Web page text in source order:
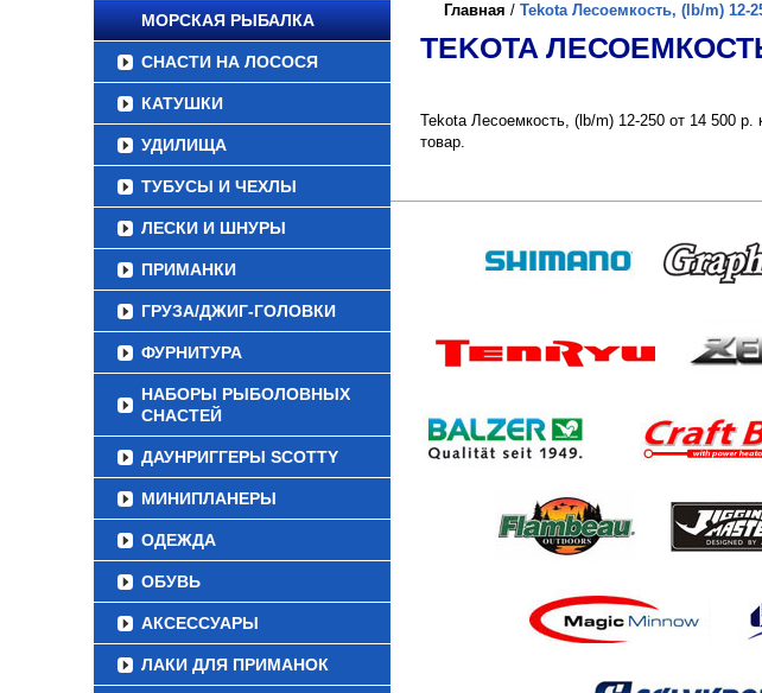
МОРСКАЯ РЫБАЛКА
СНАСТИ НА ЛОСОСЯ
КАТУШКИ
УДИЛИЩА
ТУБУСЫ И ЧЕХЛЫ
ЛЕСКИ И ШНУРЫ
ПРИМАНКИ
ГРУЗА/ДЖИГ-ГОЛОВКИ
ФУРНИТУРА
НАБОРЫ РЫБОЛОВНЫХ
СНАСТЕЙ
ДАУНРИГГЕРЫ SCOTTY
МИНИПЛАНЕРЫ
ОДЕЖДА
ОБУВЬ
АКСЕССУАРЫ
ЛАКИ ДЛЯ ПРИМАНОК
Главная / Tekota Лесоемкость, (lb/m) 12-
TEKOTA
Tekota Лесоемкость, (lb/m) 12-250 от 14 500
товар.